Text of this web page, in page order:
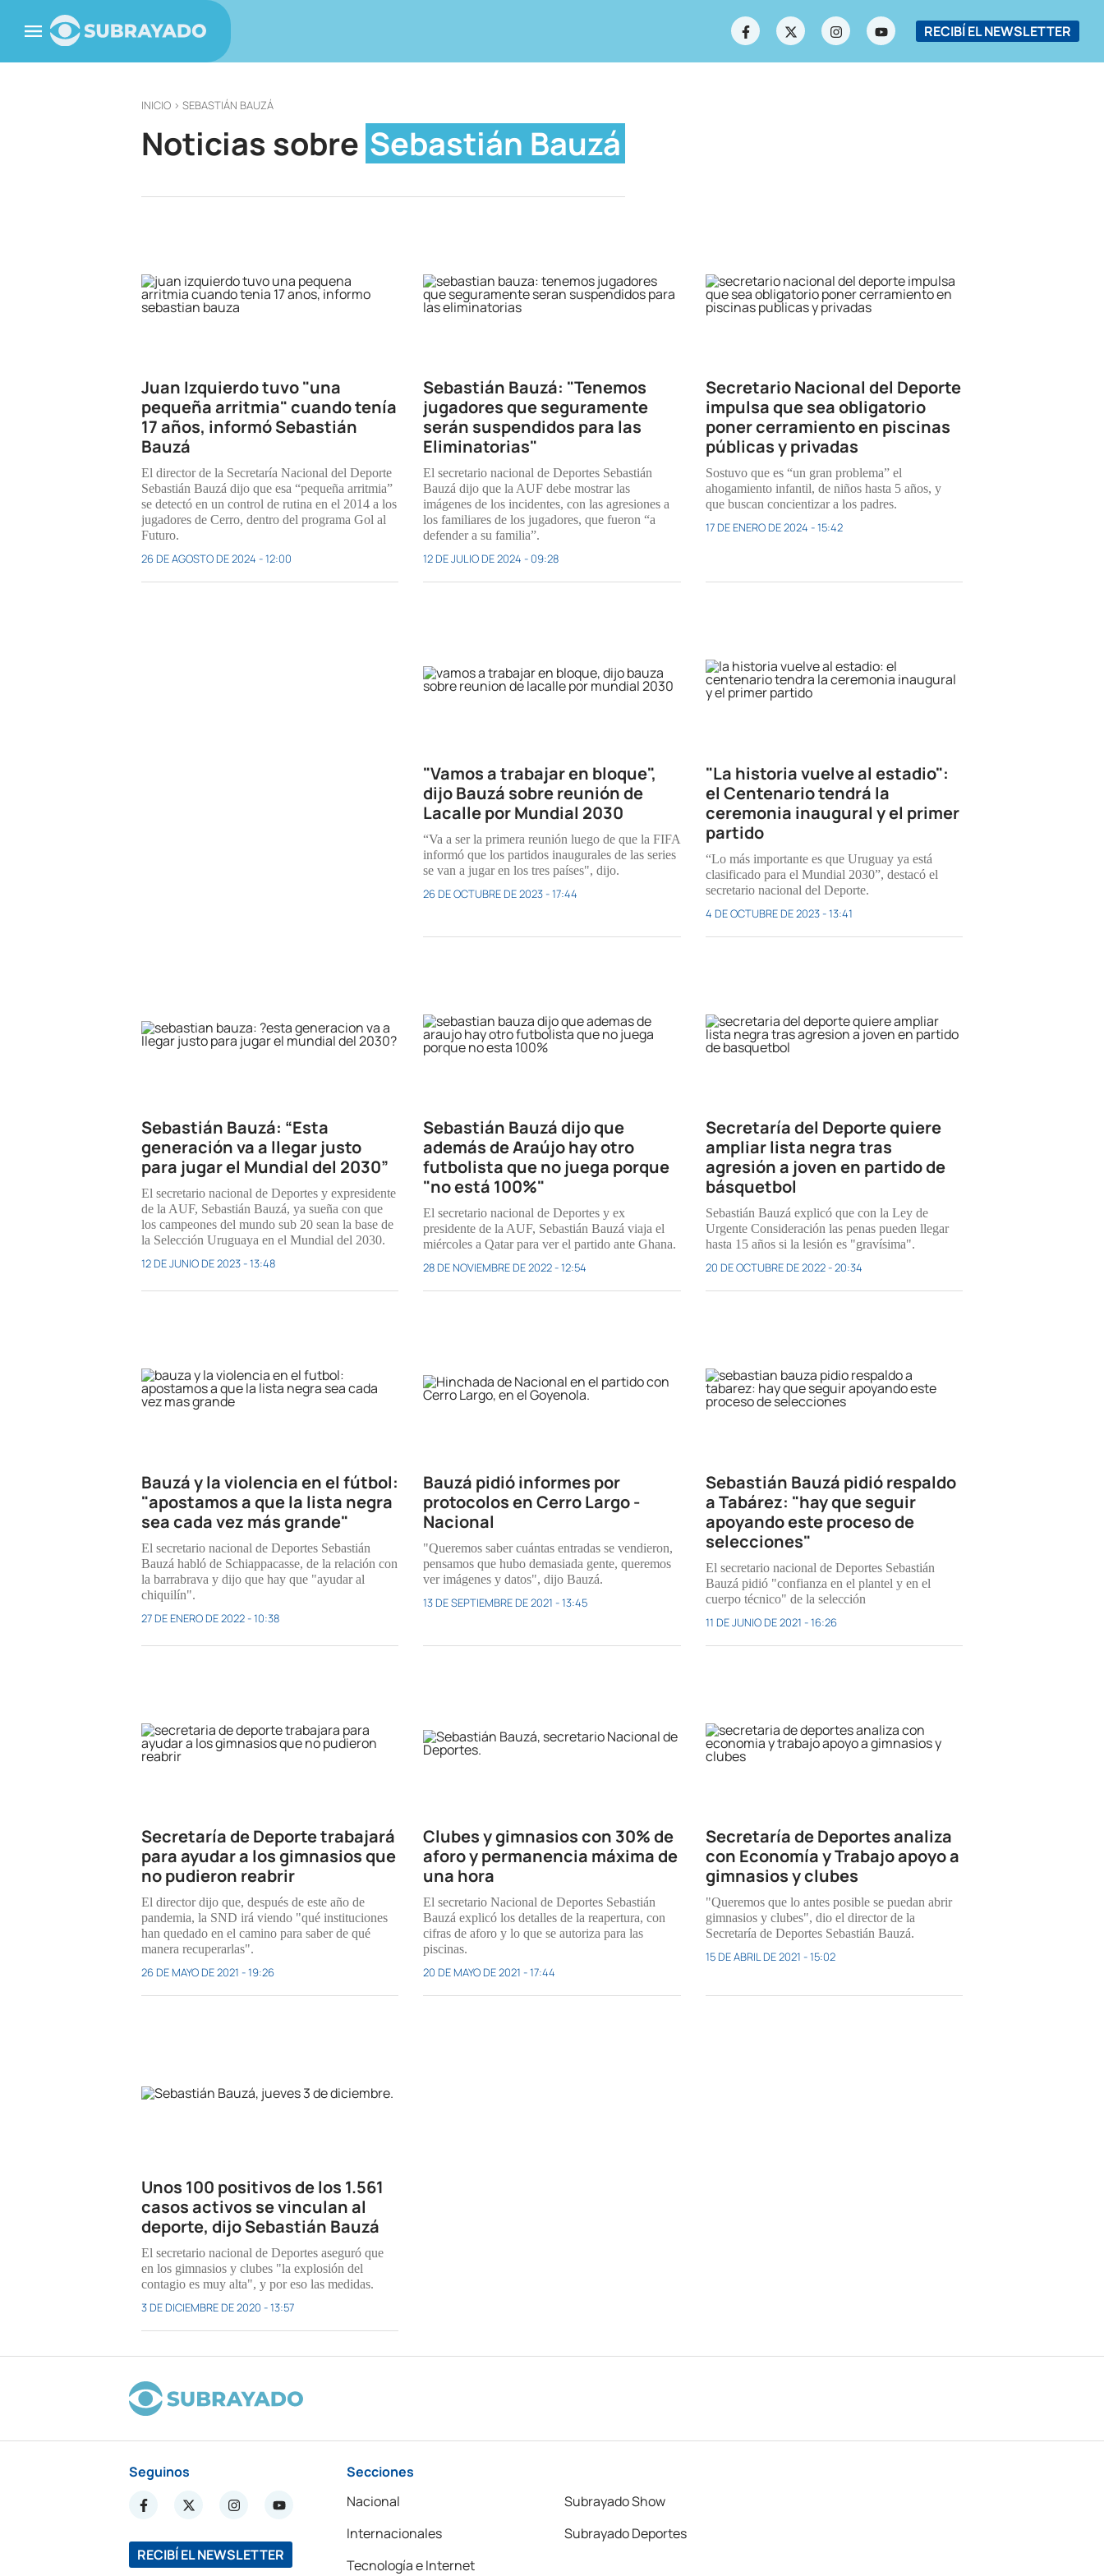
RECIBÍ EL NEWSLETTER
INICIO > SEBASTIÁN BAUZÁ
Noticias sobre Sebastián Bauzá
Juan Izquierdo tuvo "una
pequeña arritmia" cuando tenía
17 años, informó Sebastián
Bauzá
El director de la Secretaría Nacional del Deporte
Sebastián Bauzá dijo que esa “pequeña arritmia”
se detectó en un control de rutina en el 2014 a los
jugadores de Cerro, dentro del programa Gol al
Futuro.
26 DE AGOSTO DE 2024 - 12:00
Sebastián Bauzá: "Tenemos
jugadores que seguramente
serán suspendidos para las
Eliminatorias"
El secretario nacional de Deportes Sebastián
Bauzá dijo que la AUF debe mostrar las
imágenes de los incidentes, con las agresiones a
los familiares de los jugadores, que fueron “a
defender a su familia”.
12 DE JULIO DE 2024 - 09:28
Secretario Nacional del Deporte
impulsa que sea obligatorio
poner cerramiento en piscinas
públicas y privadas
Sostuvo que es “un gran problema” el
ahogamiento infantil, de niños hasta 5 años, y
que buscan concientizar a los padres.
17 DE ENERO DE 2024 - 15:42
"Vamos a trabajar en bloque",
dijo Bauzá sobre reunión de
Lacalle por Mundial 2030
“Va a ser la primera reunión luego de que la FIFA
informó que los partidos inaugurales de las series
se van a jugar en los tres países", dijo.
26 DE OCTUBRE DE 2023 - 17:44
"La historia vuelve al estadio":
el Centenario tendrá la
ceremonia inaugural y el primer
partido
“Lo más importante es que Uruguay ya está
clasificado para el Mundial 2030”, destacó el
secretario nacional del Deporte.
4 DE OCTUBRE DE 2023 - 13:41
Sebastián Bauzá: “Esta
generación va a llegar justo
para jugar el Mundial del 2030”
El secretario nacional de Deportes y expresidente
de la AUF, Sebastián Bauzá, ya sueña con que
los campeones del mundo sub 20 sean la base de
la Selección Uruguaya en el Mundial del 2030.
12 DE JUNIO DE 2023 - 13:48
Sebastián Bauzá dijo que
además de Araújo hay otro
futbolista que no juega porque
"no está 100%"
El secretario nacional de Deportes y ex
presidente de la AUF, Sebastián Bauzá viaja el
miércoles a Qatar para ver el partido ante Ghana.
28 DE NOVIEMBRE DE 2022 - 12:54
Secretaría del Deporte quiere
ampliar lista negra tras
agresión a joven en partido de
básquetbol
Sebastián Bauzá explicó que con la Ley de
Urgente Consideración las penas pueden llegar
hasta 15 años si la lesión es "gravísima".
20 DE OCTUBRE DE 2022 - 20:34
Bauzá y la violencia en el fútbol:
"apostamos a que la lista negra
sea cada vez más grande"
El secretario nacional de Deportes Sebastián
Bauzá habló de Schiappacasse, de la relación con
la barrabrava y dijo que hay que "ayudar al
chiquilín".
27 DE ENERO DE 2022 - 10:38
Bauzá pidió informes por
protocolos en Cerro Largo -
Nacional
"Queremos saber cuántas entradas se vendieron,
pensamos que hubo demasiada gente, queremos
ver imágenes y datos", dijo Bauzá.
13 DE SEPTIEMBRE DE 2021 - 13:45
Sebastián Bauzá pidió respaldo
a Tabárez: "hay que seguir
apoyando este proceso de
selecciones"
El secretario nacional de Deportes Sebastián
Bauzá pidió "confianza en el plantel y en el
cuerpo técnico" de la selección
11 DE JUNIO DE 2021 - 16:26
Secretaría de Deporte trabajará
para ayudar a los gimnasios que
no pudieron reabrir
El director dijo que, después de este año de
pandemia, la SND irá viendo "qué instituciones
han quedado en el camino para saber de qué
manera recuperarlas".
26 DE MAYO DE 2021 - 19:26
Clubes y gimnasios con 30% de
aforo y permanencia máxima de
una hora
El secretario Nacional de Deportes Sebastián
Bauzá explicó los detalles de la reapertura, con
cifras de aforo y lo que se autoriza para las
piscinas.
20 DE MAYO DE 2021 - 17:44
Secretaría de Deportes analiza
con Economía y Trabajo apoyo a
gimnasios y clubes
"Queremos que lo antes posible se puedan abrir
gimnasios y clubes", dio el director de la
Secretaría de Deportes Sebastián Bauzá.
15 DE ABRIL DE 2021 - 15:02
Unos 100 positivos de los 1.561
casos activos se vinculan al
deporte, dijo Sebastián Bauzá
El secretario nacional de Deportes aseguró que
en los gimnasios y clubes "la explosión del
contagio es muy alta", y por eso las medidas.
3 DE DICIEMBRE DE 2020 - 13:57
Seguinos
RECIBÍ EL NEWSLETTER
Secciones
Nacional
Internacionales
Tecnología e Internet
Subrayado Show
Subrayado Deportes